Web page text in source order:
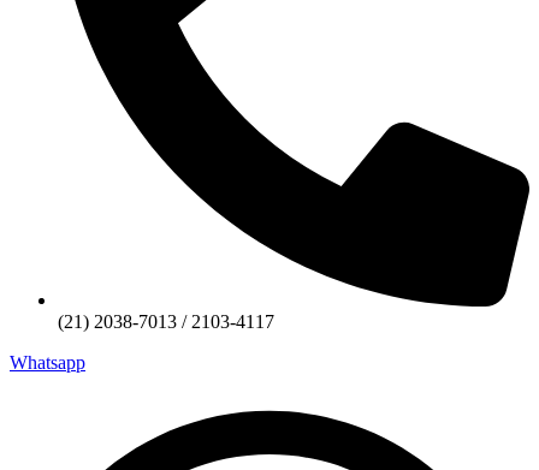
(21) 2038-7013 / 2103-4117
Whatsapp